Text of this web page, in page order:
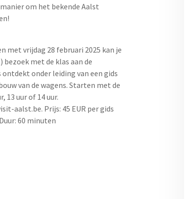
om het bekende Aalst
met vrijdag 28 februari 2025 kan je
met de klas aan de
onder leiding van een gids
van de wagens. Starten met de
13 uur of 14 uur.
aalst.be. Prijs: 45 EUR per gids
60 minuten